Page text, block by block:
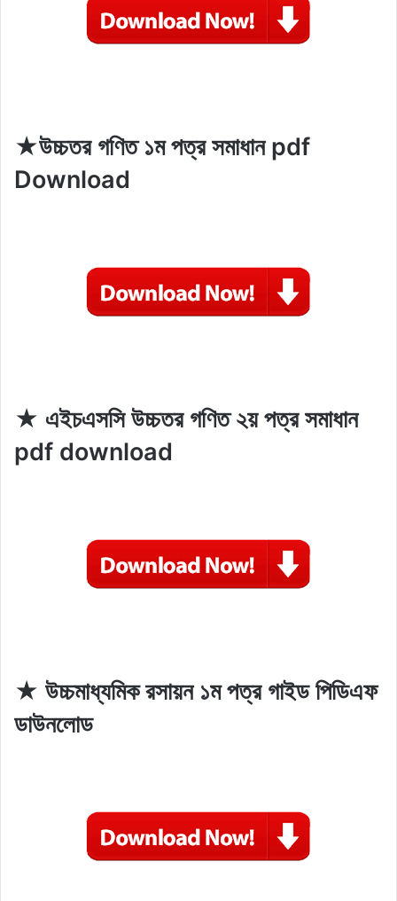
★উচ্চতর গণিত ১ম পত্র সমাধান pdf
Download
★ এইচএসসি উচ্চতর গণিত ২য় পত্র সমাধান
pdf download
★ উচ্চমাধ্যমিক রসায়ন ১ম পত্র গাইড পিডিএফ
ডাউনলোড